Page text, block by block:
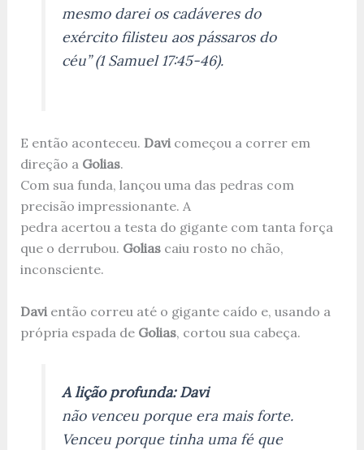
mesmo darei os cadáveres do
exército filisteu aos pássaros do
céu” (1 Samuel 17:45-46).
E então aconteceu. Davicomeçou a correr em
direção a Golias.
Com sua funda, lançou uma das pedras com
precisão impressionante. A
pedra acertou a testa do gigante com tanta força
que o derrubou. Goliascaiu rosto no chão,
inconsciente.
Davientão correu até o gigante caído e, usando a
própria espada de Golias, cortou sua cabeça.
A lição profunda: Davi
não venceu porque era mais forte.
Venceu porque tinha uma fé que